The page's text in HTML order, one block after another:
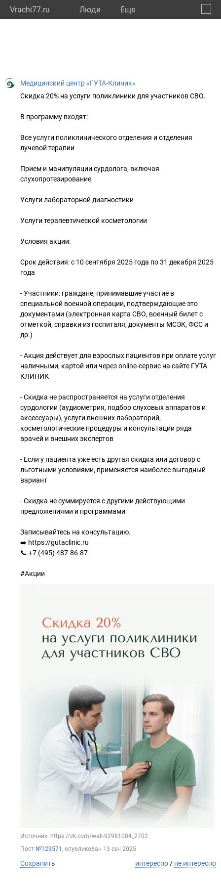
Vrachi77.ru Люди Eще
Медицинский центр «ГУТА-Клиник»
Скидка 20% на услуги поликлиники для участников СВО.
В программу входят:
Все услуги поликлинического отделения и отделения
лучевой терапии
Прием и манипуляции сурдолога, включая
слухопротезирование
Услуги лабораторной диагностики
Услуги терапевтической косметологии
Условия акции:
Срок действия: с 10 сентября 2025 года по 31 декабря 2025
года
- Участники: граждане, принимавшие участие в
специальной военной операции, подтверждающие это
документами (электронная карта СВО, военный билет с
отметкой, справки из госпиталя, документы МСЭК, ФСС и
др.)
- Акция действует для взрослых пациентов при оплате услуг
наличными, картой или через online-сервис на сайте ГУТА
КЛИНИК
- Скидка не распространяется на услуги отделения
сурдологии (аудиометрия, подбор слуховых аппаратов и
аксессуары), услуги внешних лабораторий,
косметологические процедуры и консультации ряда
врачей и внешних экспертов
- Если у пациента уже есть другая скидка или договор с
льготными условиями, применяется наиболее выгодный
вариант
- Скидка не суммируется с другими действующими
предложениями и программами
Записывайтесь на консультацию.
➡️ https://gutaclinic.ru
📞 +7 (495) 487-86-87
#Акции
Источник: https://vk.com/wall-92981084_2702
Пост №129571 , опубликован 13 сен 2025
Сохранить интересно / не интересно